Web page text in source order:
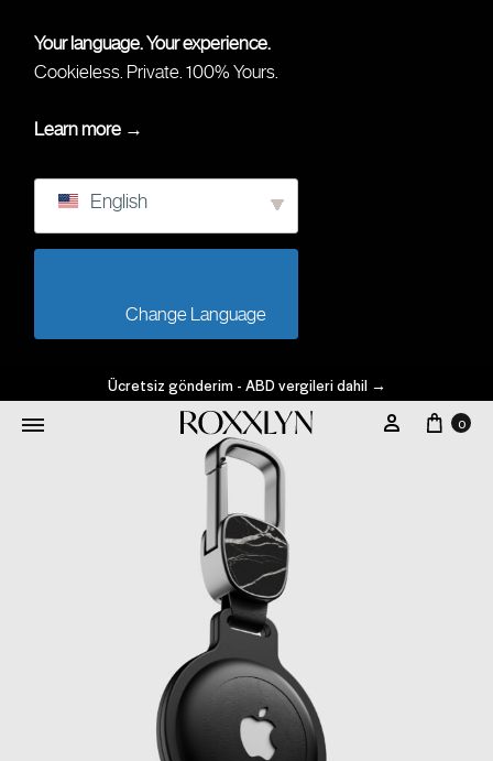
Your language. Your experience.
Cookieless. Private. 100% Yours.
Learn more →
English
Ücretsiz gönderim - ABD vergileri dahil →
0